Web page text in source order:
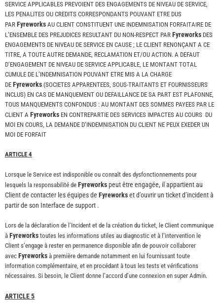
SERVICE APPLICABLES PREVOIENT DES ENGAGEMENTS DE NIVEAU DE SERVICE,
LES PENALITES OU CREDITS CORRESPONDANTS POUVANT ETRE DUS
PAR Fyreworks AU CLIENT CONSTITUENT UNE INDEMNISATION FORFAITAIRE DE
L’ENSEMBLE DES PREJUDICES RESULTANT DU NON-RESPECT PAR Fyreworks DES
ENGAGEMENTS DE NIVEAU DE SERVICE EN CAUSE ; LE CLIENT RENONÇANT A CE
TITRE, A TOUTE AUTRE DEMANDE, RECLAMATION ET/OU ACTION. A DEFAUT
D’ENGAGEMENT DE NIVEAU DE SERVICE APPLICABLE, LE MONTANT TOTAL
CUMULE DE L’INDEMNISATION POUVANT ETRE MIS A LA CHARGE
DE Fyreworks (SOCIETES APPARENTEES, SOUS-TRAITANTS ET FOURNISSEURS
INCLUS) EN CAS DE MANQUEMENT OU DEFAILLANCE DE SA PART EST PLAFONNE,
TOUS MANQUEMENTS CONFONDUS : AU MONTANT DES SOMMES PAYEES PAR LE
CLIENT A Fyreworks EN CONTREPARTIE DES SERVICES IMPACTES AU COURS DU
MOI EN COURS, LA DEMANDE D’INDEMNISATION DU CLIENT NE PEUX EXEDER UN
MOI DE FORFAIT
ARTICLE 4
Lorsque le Service est indisponible ou connaît des dysfonctionnements pour
lesquels la responsabilité de Fyreworks peut être engagée, il appartient au
Client de contacter les équipes de Fyreworkset d’ouvrir un ticket d’incident à
partir de son Interface de support .
Lors de la déclaration de l’Incident et de la création du ticket, le Client communique
à Fyreworks toutes les informations utiles au diagnostic et à l’intervention le
Client s’engage à rester en permanence disponible afin de pouvoir collaborer
avec Fyreworks à première demande notamment en lui fournissant toute
information complémentaire, et en procédant à tous les tests et vérifications
nécessaires. Si besoin, le Client donne l’accord d’une connexion en super Admin.
ARTICLE 5